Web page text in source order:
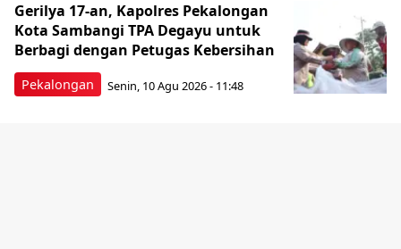
Pekalongan
Gerilya 17-an, Kapolres Pekalongan
Kota Sambangi TPA Degayu untuk
Berbagi dengan Petugas Kebersihan
Senin, 10 Agu 2026 - 11:48